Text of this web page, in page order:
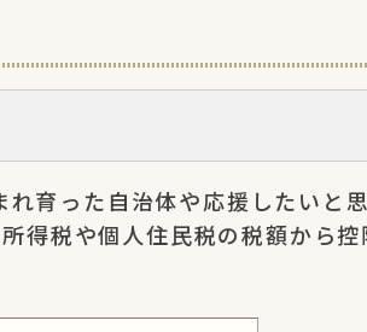
育った自治体や応援したいと
得税や個人住民税の税額から控